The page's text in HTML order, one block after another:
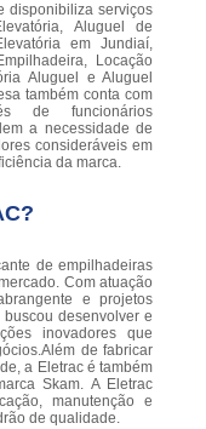
disponibiliza serviços
Aluguel de
em Jundiaí,
Locação
Aluguel e Aluguel
também conta com
de funcionários
a necessidade de
consideráveis em
da marca.
de empilhadeiras
Com atuação
e projetos
desenvolver e
inovadores que
de fabricar
a Eletrac é também
Skam. A Eletrac
manutenção e
de qualidade.